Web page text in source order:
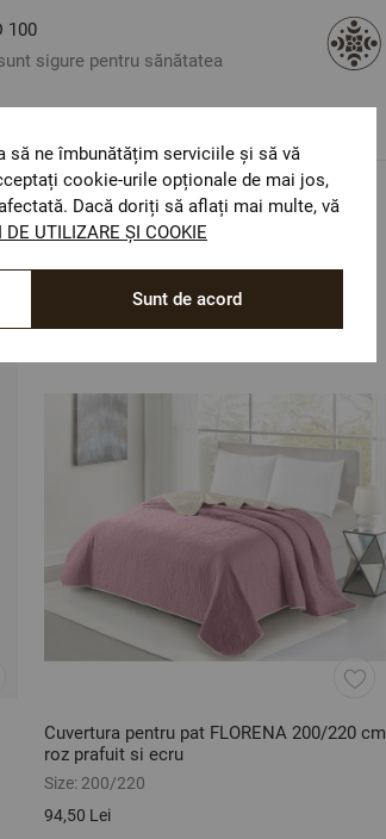
100
sigure pentru sănătatea
a combina
Cuvertura pentru pat FLORENA 200/220 cm
roz prafuit si ecru
Size: 200/220
94,50 Lei
să ne îmbunătățim serviciile și să vă
cookie-urile opționale de mai jos,
Dacă doriți să aflați mai multe, vă
UTILIZARE ȘI COOKIE
Sunt de acord